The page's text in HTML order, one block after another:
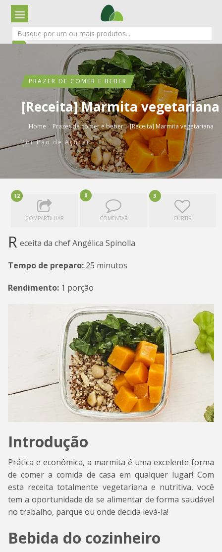
PRAZER DE COMER E BEBER
[Receita] Marmita vegetariana
Home › Prazer de comer e beber › [Receita] Marmita vegetariana
PorPão de Açúcar
12
COMPARTILHAR
0
COMENTAR
3
CURTIR
R eceita da chef Angélica Spinolla
Tempo de preparo: 25 minutos
Rendimento: 1 porção
Introdução
Prática e econômica, a marmita é uma excelente forma
de comer a comida de casa em qualquer lugar! Com
esta receita totalmente vegetariana e nutritiva, você
tem a oportunidade de se alimentar de forma saudável
no trabalho, parque ou onde decida levá-la!
Bebida do cozinheiro